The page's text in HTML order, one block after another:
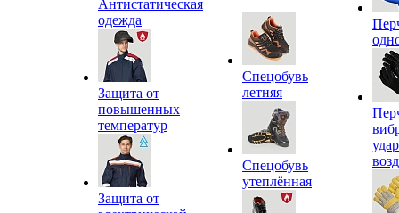
Антистатическая
одежда
Защита от
повышенных
температур
Защита от
Спецобувь
летняя
Спецобувь
утеплённая